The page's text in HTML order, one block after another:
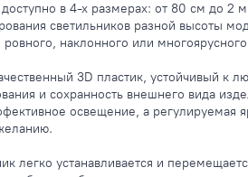
в 4-х размерах: от 80 см до 2
светильников разной высоты
наклонного или
3D пластик, устойчивый к
и сохранность внешнего вида
освещение, а регулируемая
легко устанавливается и